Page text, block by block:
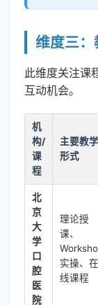
维度三
此维度关注课
互动机会。
机
构/
课
程
主要教学
形式
北
京
大
学
口
腔
医
院
理论授
课、
实操、在
线课程